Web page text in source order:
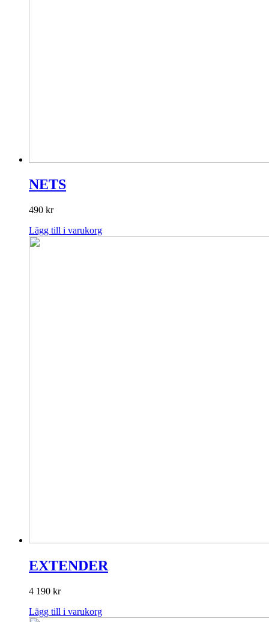
NETS
490 kr
Lägg till i varukorg
EXTENDER
4 190 kr
Lägg till i varukorg